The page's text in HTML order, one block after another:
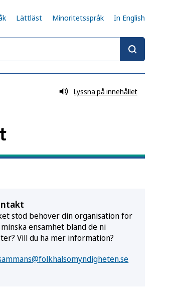
Lättläst Minoritetsspråk In English
Lyssna på innehållet
stöd behöver din organisation för
ensamhet bland de ni
Vill du ha mer information?